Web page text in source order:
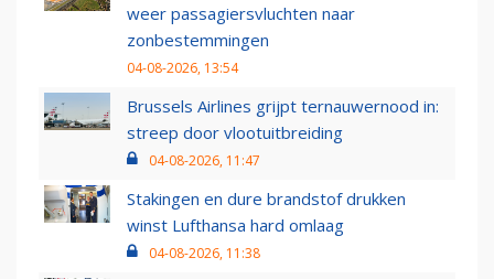
weer passagiersvluchten naar
zonbestemmingen
04-08-2026, 13:54
Brussels Airlines grijpt ternauwernood in:
streep door vlootuitbreiding
04-08-2026, 11:47
Stakingen en dure brandstof drukken
winst Lufthansa hard omlaag
04-08-2026, 11:38